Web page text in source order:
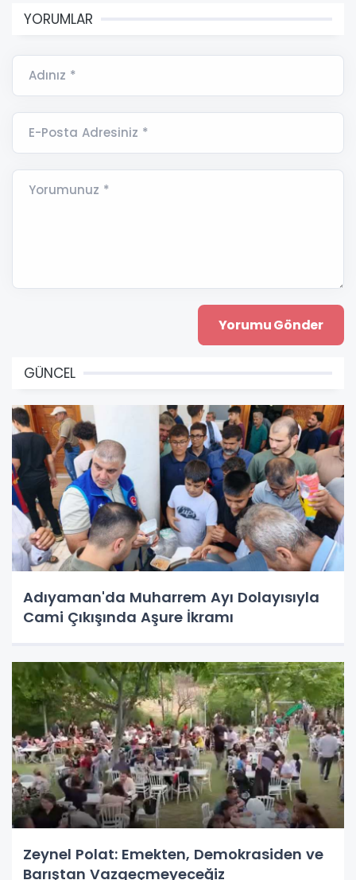
YORUMLAR
Adınız *
E-Posta Adresiniz *
Yorumunuz *
GÜNCEL
Adıyaman'da Muharrem Ayı Dolayısıyla
Cami Çıkışında Aşure İkramı
Zeynel Polat: Emekten, Demokrasiden ve
Barıştan Vazgeçmeyeceğiz